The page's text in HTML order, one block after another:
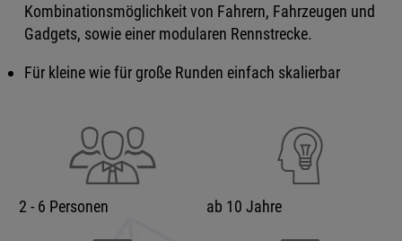
Kombinationsmöglichkeit von Fahrern, Fahrzeugen und
Gadgets, sowie einer modularen Rennstrecke.
Für kleine wie für große Runden einfach skalierbar
2 - 6 Personen ab 10 Jahre